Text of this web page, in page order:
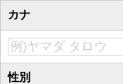
カナ
性別